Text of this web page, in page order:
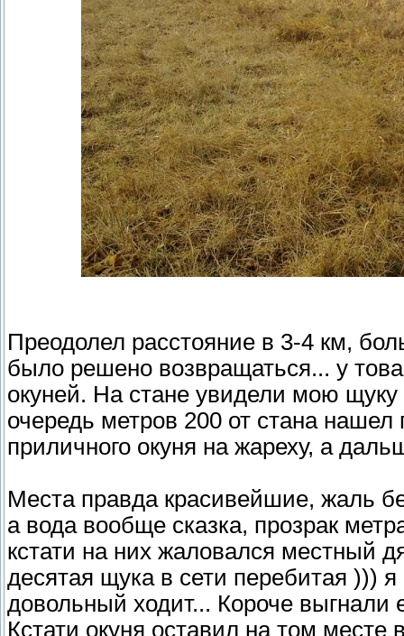
Преодолел расстояние в 3-4 км,
было решено возвращаться... у
окуней. На стане увидели мою
очередь метров 200 от стана
приличного окуня на жареху, а
Места правда красивейшие, жаль
а вода вообще сказка, прозрак
кстати на них жаловался местный
десятая щука в сети перебитая )))
довольный ходит... Короче выгнали
Кстати окуня оставил на том